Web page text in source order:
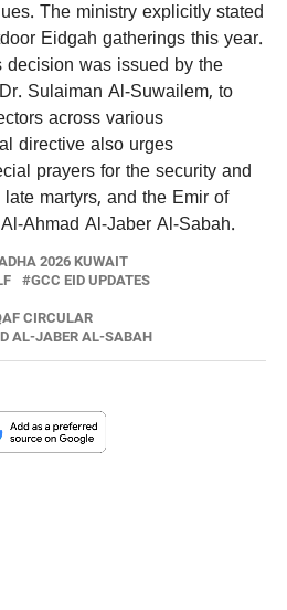
The ministry explicitly stated
Eidgah gatherings this year.
was issued by the
Sulaiman Al-Suwailem, to
across various
directive also urges
prayers for the security and
martyrs, and the Emir of
Ahmad Al-Jaber Al-Sabah.
2026 KUWAIT
GCC EID UPDATES
CIRCULAR
AL-JABER AL-SABAH